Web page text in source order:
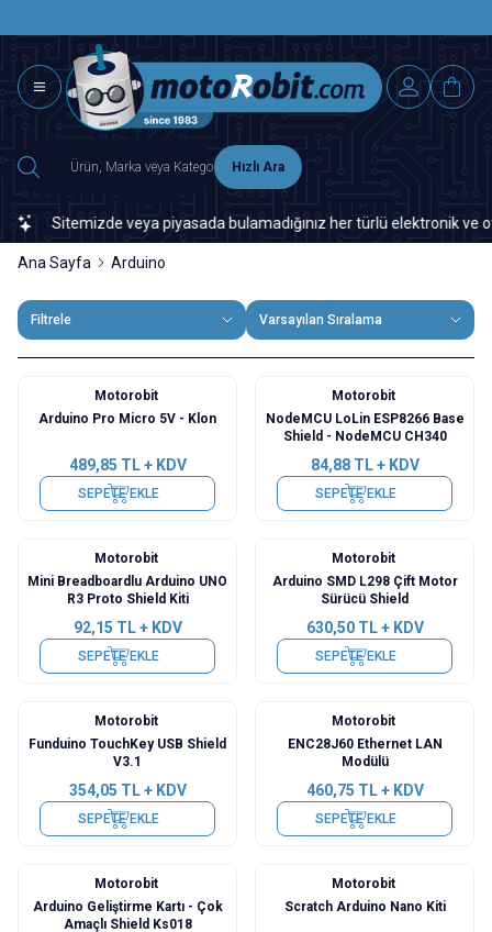
Hızlı Ara
Sitemizde veya piyasada bulamadığınız her türlü elektronik ve
Ana Sayfa Arduino
Filtrele Varsayılan Sıralama
Motorobit
Arduino Pro Micro 5V - Klon
489,85 TL + KDV
SEPETE EKLE
Motorobit
NodeMCU LoLin ESP8266 Base
Shield - NodeMCU CH340
84,88TL + KDV
SEPETE EKLE
Motorobit
Mini Breadboardlu Arduino UNO
R3 Proto Shield Kiti
92,15 TL + KDV
SEPETE EKLE
Motorobit
Arduino SMD L298 Çift Motor
Sürücü Shield
630,50TL + KDV
SEPETE EKLE
Motorobit
Funduino TouchKey USB Shield
V3.1
354,05 TL + KDV
SEPETE EKLE
Motorobit
ENC28J60 Ethernet LAN
Modülü
460,75 TL + KDV
SEPETE EKLE
Motorobit
Arduino Geliştirme Kartı - Çok
Amaçlı Shield Ks018
Motorobit
Scratch Arduino Nano Kiti